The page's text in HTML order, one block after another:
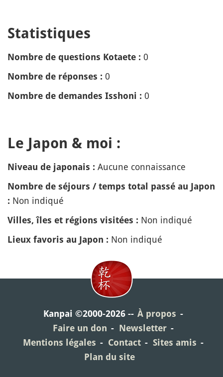
Statistiques
Nombre de questions Kotaete : 0
Nombre de réponses : 0
Nombre de demandes Isshoni : 0
Le Japon & moi :
Niveau de japonais : Aucune connaissance
Nombre de séjours / temps total passé au Japon
: Non indiqué
Villes, îles et régions visitées : Non indiqué
Lieux favoris au Japon : Non indiqué
Kanpai ©2000-2026
À propos
Faire un don
Newsletter
Mentions légales
Contact
Sites amis
Plan du site